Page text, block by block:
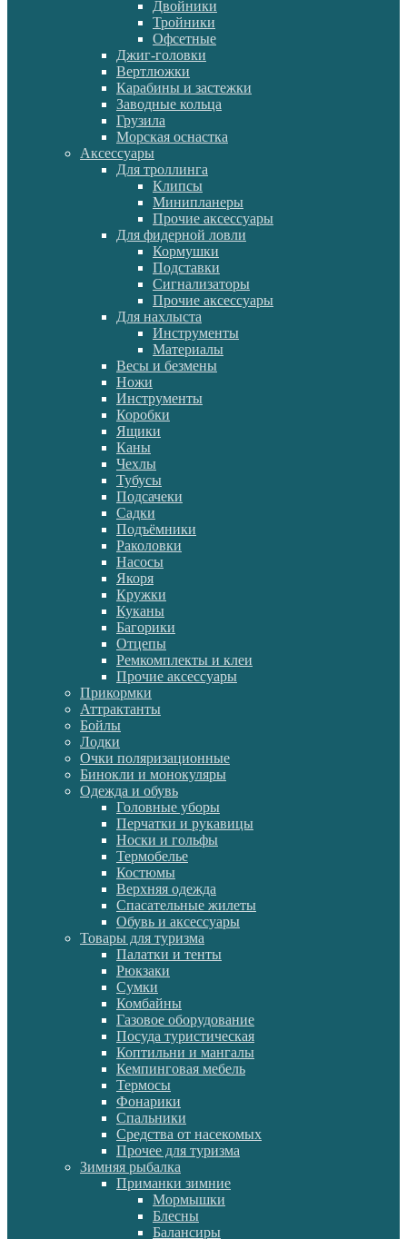
Двойники
Тройники
Офсетные
Джиг-головки
Вертлюжки
Карабины и застежки
Заводные кольца
Грузила
Морская оснастка
Аксессуары
Для троллинга
Клипсы
Минипланеры
Прочие аксессуары
Для фидерной ловли
Кормушки
Подставки
Сигнализаторы
Прочие аксессуары
Для нахлыста
Инструменты
Материалы
Весы и безмены
Ножи
Инструменты
Коробки
Ящики
Каны
Чехлы
Тубусы
Подсачеки
Садки
Подъёмники
Раколовки
Насосы
Якоря
Кружки
Куканы
Багорики
Отцепы
Ремкомплекты и клеи
Прочие аксессуары
Прикормки
Аттрактанты
Бойлы
Лодки
Очки поляризационные
Бинокли и монокуляры
Одежда и обувь
Головные уборы
Перчатки и рукавицы
Носки и гольфы
Термобелье
Костюмы
Верхняя одежда
Спасательные жилеты
Обувь и аксессуары
Товары для туризма
Палатки и тенты
Рюкзаки
Сумки
Комбайны
Газовое оборудование
Посуда туристическая
Коптильни и мангалы
Кемпинговая мебель
Термосы
Фонарики
Спальники
Средства от насекомых
Прочее для туризма
Зимняя рыбалка
Приманки зимние
Мормышки
Блесны
Балансиры